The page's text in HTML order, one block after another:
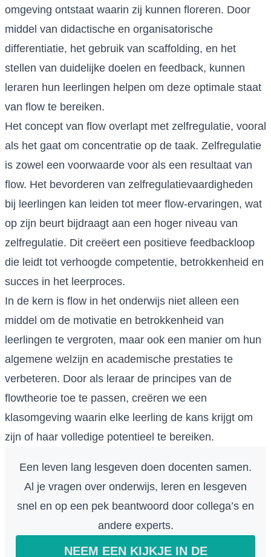
omgeving ontstaat waarin zij kunnen floreren. Door
middel van didactische en organisatorische
differentiatie, het gebruik van scaffolding, en het
stellen van duidelijke doelen en feedback, kunnen
leraren hun leerlingen helpen om deze optimale staat
van flow te bereiken.
Het concept van flow overlapt met zelfregulatie, vooral
als het gaat om concentratie op de taak. Zelfregulatie
is zowel een voorwaarde voor als een resultaat van
flow. Het bevorderen van zelfregulatievaardigheden
bij leerlingen kan leiden tot meer flow-ervaringen, wat
op zijn beurt bijdraagt aan een hoger niveau van
zelfregulatie. Dit creëert een positieve feedbackloop
die leidt tot verhoogde competentie, betrokkenheid en
succes in het leerproces.
In de kern is flow in het onderwijs niet alleen een
middel om de motivatie en betrokkenheid van
leerlingen te vergroten, maar ook een manier om hun
algemene welzijn en academische prestaties te
verbeteren. Door als leraar de principes van de
flowtheorie toe te passen, creëren we een
klasomgeving waarin elke leerling de kans krijgt om
zijn of haar volledige potentieel te bereiken.
Een leven lang lesgeven doen docenten samen.
Al je vragen over onderwijs, leren en lesgeven
snel en op een pek beantwoord door collega’s en
andere experts.
NEEM EEN KIJKJE IN DE